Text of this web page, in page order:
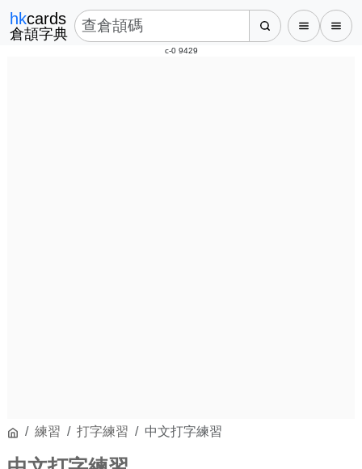
hkcards
倉頡字典
c-0 9429
練習 打字練習 中文打字練習